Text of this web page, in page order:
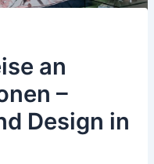
an
–
Design in